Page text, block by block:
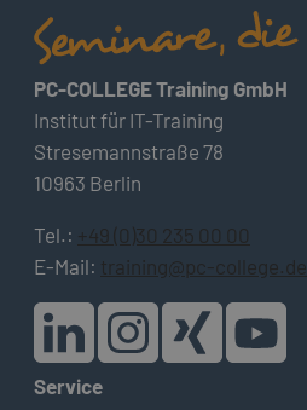
PC-COLLEGE Training GmbH
Institut für IT-Training
Stresemannstraße 78
10963 Berlin
Tel.: +49 (0)30 235 00 00
E-Mail: training@pc-college.de
Service